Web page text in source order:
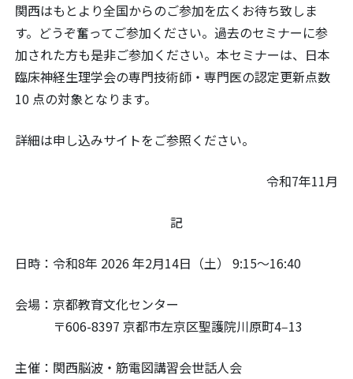
関西はもとより全国からのご参加を広くお待ち致しま
す。どうぞ奮ってご参加ください。過去のセミナーに参
加された方も是非ご参加ください。本セミナーは、日本
臨床神経生理学会の専門技術師・専門医の認定更新点数
10 点の対象となります。
詳細は申し込みサイトをご参照ください。
令和7年11月
記
日時：令和8年 2026 年2月14日（土） 9:15～16:40
会場：京都教育文化センター
〒606-8397 京都市左京区聖護院川原町4‒13
主催：関西脳波・筋電図講習会世話人会